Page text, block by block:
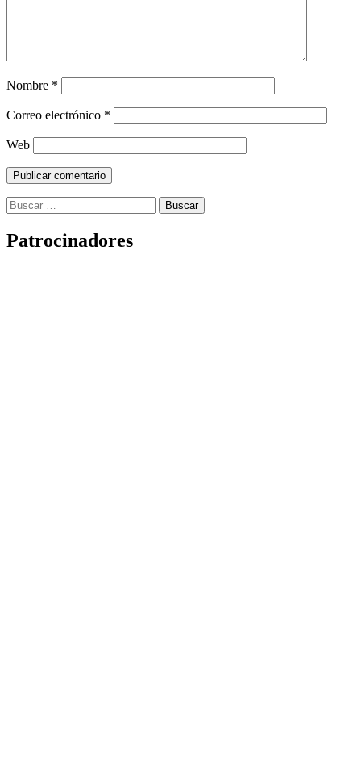
Nombre *
Correo electrónico *
Web
Buscar:
Patrocinadores